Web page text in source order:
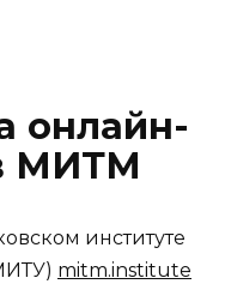
онлайн-
МИТМ
институте
mitm.institute